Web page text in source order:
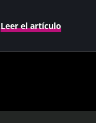
Leer el artículo